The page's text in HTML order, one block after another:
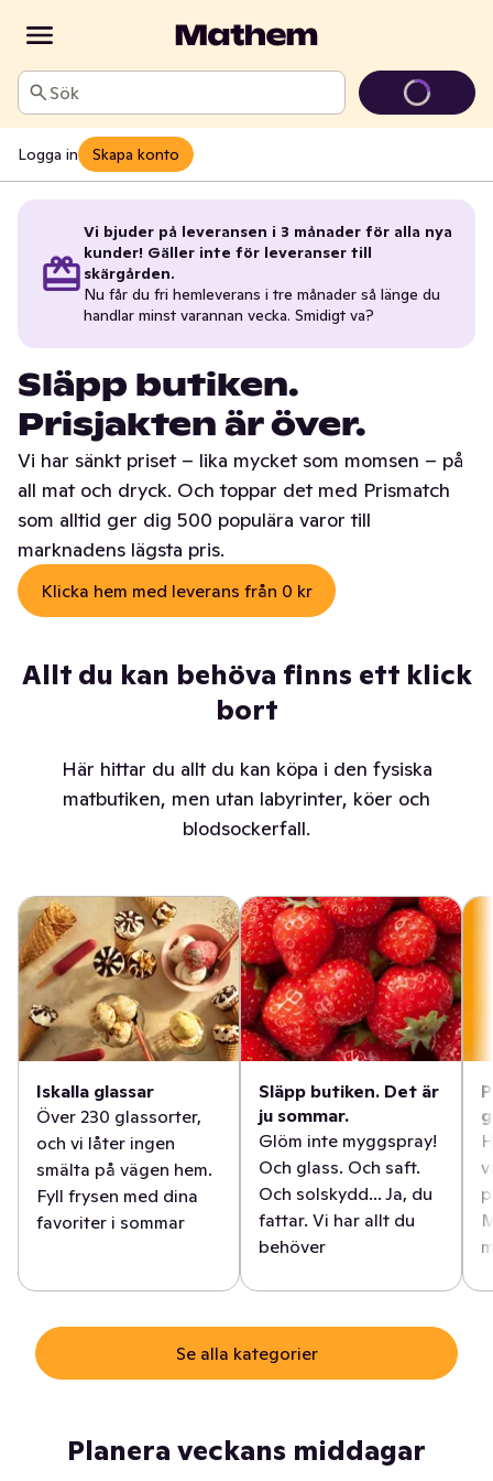
Sök
Logga in Skapa konto
Vi bjuder på leveransen i 3 månader för alla nya
kunder! Gäller inte för leveranser till
skärgården.
Nu får du fri hemleverans i tre månader så länge du
handlar minst varannan vecka. Smidigt va?
Släpp butiken.
Prisjakten är över.
Vi har sänkt priset – lika mycket som momsen – på
all mat och dryck. Och toppar det med Prismatch
som alltid ger dig 500 populära varor till
marknadens lägsta pris.
Klicka hem med leverans från 0 kr
Allt du kan behöva finns ett klick
bort
Här hittar du allt du kan köpa i den fysiska
matbutiken, men utan labyrinter, köer och
blodsockerfall.
Iskalla glassar
Över 230 glassorter,
och vi låter ingen
smälta på vägen hem.
Fyll frysen med dina
favoriter i sommar
Släpp butiken. Det är
ju sommar.
Glöm inte myggspray!
Och glass. Och saft.
Och solskydd... Ja, du
fattar. Vi har allt du
behöver
Se alla kategorier
Planera veckans middagar